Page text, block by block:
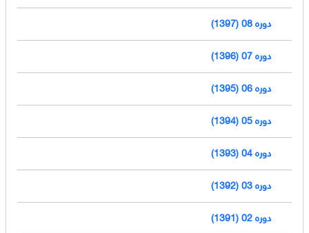
دوره 08 (1397)
دوره 07 (1396)
دوره 06 (1395)
دوره 05 (1394)
دوره 04 (1393)
دوره 03 (1392)
دوره 02 (1391)